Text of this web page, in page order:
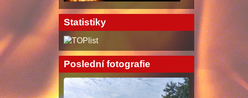
Statistiky
Poslední fotografie